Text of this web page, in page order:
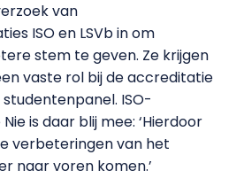
van
ISO en LSVb in om
stem te geven. Ze krijgen
vaste rol bij de accreditatie
ISO-
is daar blij mee: ‘Hierdoor
verbeteringen van het
naar voren komen.’